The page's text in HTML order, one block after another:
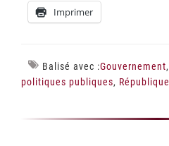
Imprimer
Balisé avec :Gouvernement,
politiques publiques, République